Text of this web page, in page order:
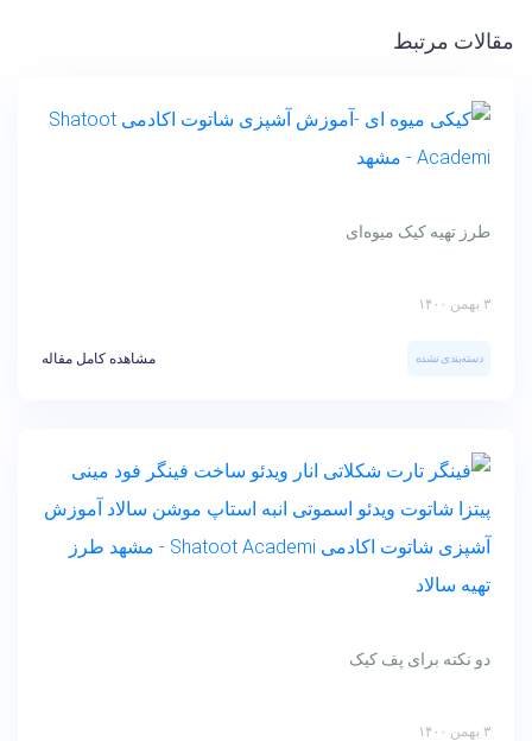
مقالات مرتبط
طرز تهیه کیک میوه‌ای
۳ بهمن ۱۴۰۰
دسته‌بندی نشده مشاهده کامل مقاله
دو نکته برای پف کیک
۳ بهمن ۱۴۰۰